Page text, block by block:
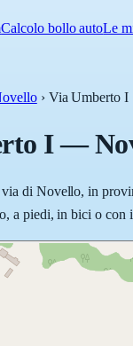
Calcolo bollo autoLe
› Via Umberto I
I—
di Novello, in
a piedi, in bici o con